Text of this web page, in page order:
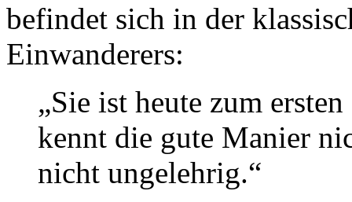
befindet sich in der
Einwanderers:
„Sie ist heute zum
kennt die gute Manier
nicht ungelehrig.“